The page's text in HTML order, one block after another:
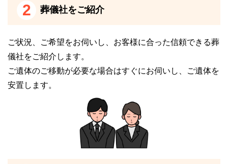
自宅で遺体を安置できない場合は、旭川聖苑の霊安室
ただし、寝台車による搬送サービスはありません。
そのため、他の葬儀社で寝台車や霊柩車の手配をする
※掲載情報は、葬儀事業者の公式サイトなど、一般公
開されている情報を参照し編集したものです。変更
等、修正が必要な際には、こちらからお知らせくださ
2 葬儀社をご紹介
ご状況、ご希望をお伺いし、お客様に合った信頼できる葬
儀社をご紹介します。
ご遺体のご移動が必要な場合はすぐにお伺いし、ご遺体を
安置します。